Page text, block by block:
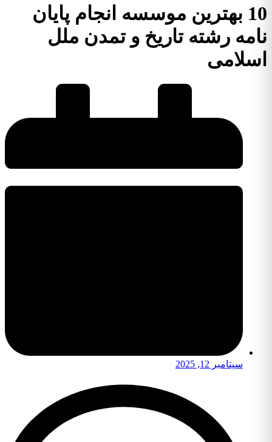
10 بهترین موسسه انجام پایان
نامه رشته تاریخ و تمدن ملل
اسلامی
سپتامبر 12, 2025